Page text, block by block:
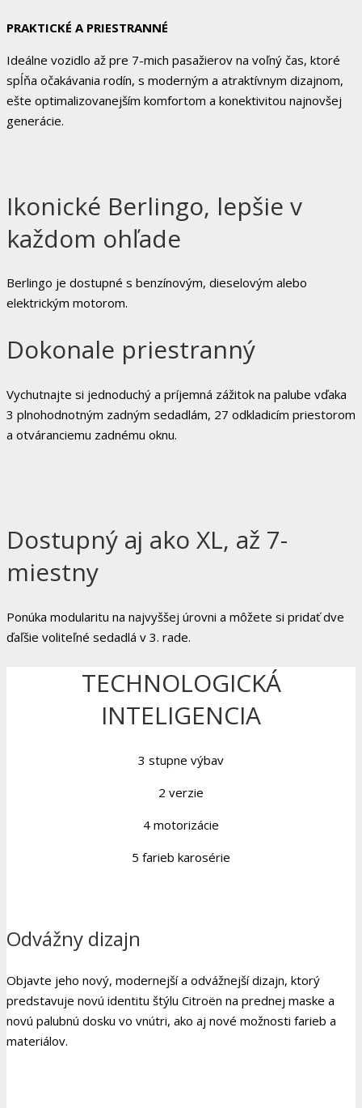
PRAKTICKÉ A PRIESTRANNÉ
Ideálne vozidlo až pre 7-mich pasažierov na voľný čas, ktoré
spĺňa očakávania rodín, s moderným a atraktívnym dizajnom,
ešte optimalizovanejším komfortom a konektivitou najnovšej
generácie.
Ikonické Berlingo, lepšie v
každom ohľade
Berlingo je dostupné s benzínovým, dieselovým alebo
elektrickým motorom.
Dokonale priestranný
Vychutnajte si jednoduchý a príjemná zážitok na palube vďaka
3 plnohodnotným zadným sedadlám, 27 odkladicím priestorom
a otváranciemu zadnému oknu.
Dostupný aj ako XL, až 7-
miestny
Ponúka modularitu na najvyššej úrovni a môžete si pridať dve
ďaľšie voliteľné sedadlá v 3. rade.
TECHNOLOGICKÁ
INTELIGENCIA
3 stupne výbav
2 verzie
4 motorizácie
5 farieb karosérie
Odvážny dizajn
Objavte jeho nový, modernejší a odvážnejší dizajn, ktorý
predstavuje novú identitu štýlu Citroën na prednej maske a
novú palubnú dosku vo vnútri, ako aj nové možnosti farieb a
materiálov.